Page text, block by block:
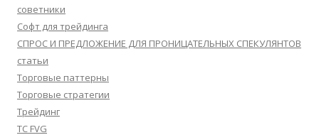
советники
Софт для трейдинга
СПРОС И ПРЕДЛОЖЕНИЕ ДЛЯ ПРОНИЦАТЕЛЬНЫХ СПЕКУЛЯНТОВ
статьи
Торговые паттерны
Торговые стратегии
Трейдинг
ТС FVG